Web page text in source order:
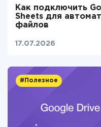
Как подключить
Sheets для
файлов
17.07.2026
#Полезное